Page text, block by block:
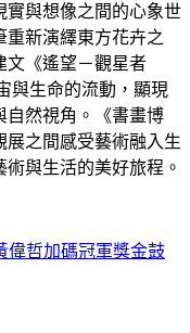
實與想像之間的心象世
重新演繹東方花卉之
文《遙望－觀星者
與生命的流動，顯現
自然視角。《書畫博
之間感受藝術融入生
與生活的美好旅程。
偉哲加碼冠軍獎金鼓